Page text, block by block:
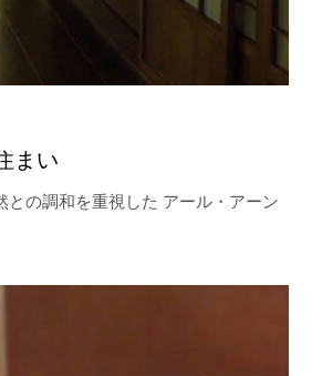
まい
との調和を重視した アール・アーン